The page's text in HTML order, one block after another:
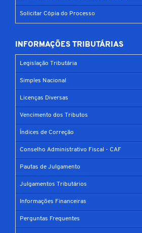
Solicitar Cópia do Processo
INFORMAÇÕES TRIBUTÁRIAS
Legislação Tributária
Simples Nacional
Licenças Diversas
Vencimento dos Tributos
Índices de Correção
Conselho Administrativo Fiscal - CAF
Pautas de Julgamento
Julgamentos Tributários
Informações Financeiras
Perguntas Frequentes